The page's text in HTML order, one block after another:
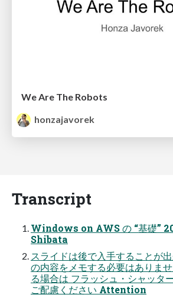
We Are The Robots
honzajavorek
Transcript
Windows on AWS の “基礎”
Shibata
スライドは後で入手することが
の内容をメモする必要はありま
る場合は フラッシュ・シャッタ
ご配慮ください Attention